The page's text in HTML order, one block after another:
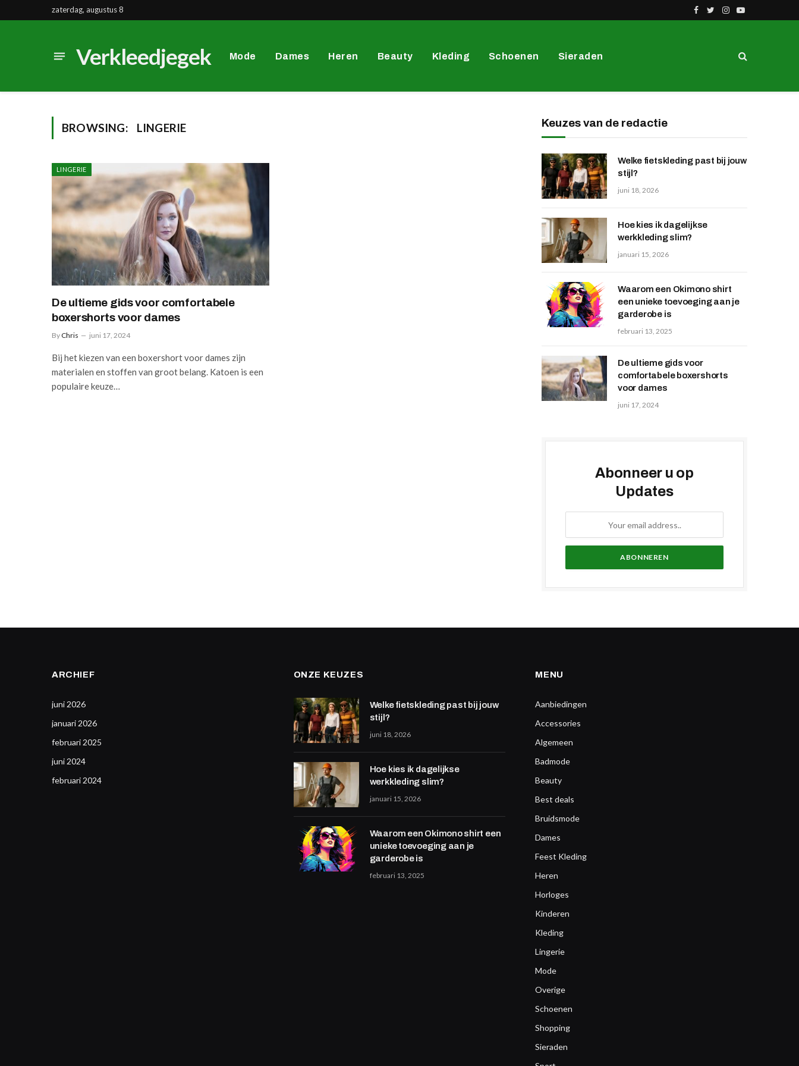
zaterdag, augustus 8
Facebook
TwitterInstagram
YouTube
Verkleedjegek Mode Dames Heren Beauty Kleding Schoenen Sieraden
BROWSING: LINGERIE
LINGERIE
De ultieme gids voor comfortabele
boxershorts voor dames
By Chris juni 17, 2024
Bij het kiezen van een boxershort voor dames zijn
materialen en stoffen van groot belang. Katoen is een
populaire keuze…
Keuzes van de redactie
Welke fietskleding past bij jouw
stijl?
juni 18, 2026
Hoe kies ik dagelijkse
werkkleding slim?
januari 15, 2026
Waarom een Okimono shirt
een unieke toevoeging aan je
garderobe is
februari 13, 2025
De ultieme gids voor
comfortabele boxershorts
voor dames
juni 17, 2024
Abonneer u op
Updates
ARCHIEF
juni 2026
januari 2026
februari 2025
juni 2024
februari 2024
ONZE KEUZES
Welke fietskleding past bij jouw
stijl?
juni 18, 2026
Hoe kies ik dagelijkse
werkkleding slim?
januari 15, 2026
Waarom een Okimono shirt een
unieke toevoeging aan je
garderobe is
februari 13, 2025
MENU
Aanbiedingen
Accessories
Algemeen
Badmode
Beauty
Best deals
Bruidsmode
Dames
Feest Kleding
Heren
Horloges
Kinderen
Kleding
Lingerie
Mode
Overige
Schoenen
Shopping
Sieraden